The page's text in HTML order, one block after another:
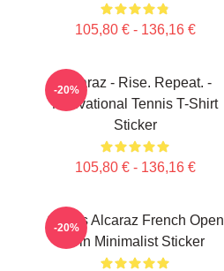
105,80 € - 136,16 €
Alcaraz - Rise. Repeat. -
Motivational Tennis T-Shirt
Sticker
105,80 € - 136,16 €
-20%
Carlos Alcaraz French Open
Win Minimalist Sticker
-20%